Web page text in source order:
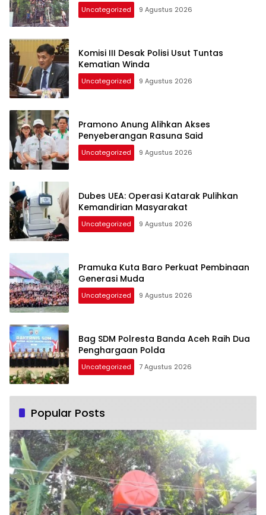
Uncategorized 9 Agustus 2026
Komisi III Desak Polisi Usut Tuntas
Kematian Winda
Uncategorized 9 Agustus 2026
Pramono Anung Alihkan Akses
Penyeberangan Rasuna Said
Uncategorized 9 Agustus 2026
Dubes UEA: Operasi Katarak Pulihkan
Kemandirian Masyarakat
Uncategorized 9 Agustus 2026
Pramuka Kuta Baro Perkuat Pembinaan
Generasi Muda
Uncategorized 9 Agustus 2026
Bag SDM Polresta Banda Aceh Raih Dua
Penghargaan Polda
Uncategorized 7 Agustus 2026
Popular Posts